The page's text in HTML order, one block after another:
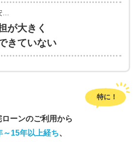
…
が大きく
きていない
特に！
ローンのご利用から
～15年以上経ち、